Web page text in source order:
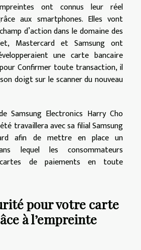
ont connus leur réel
aux smartphones. Elles vont
d’action dans le domaine des
Mastercard et Samsung ont
une carte bancaire
Confirmer toute transaction, il
doigt sur le scanner du nouveau
Samsung Electronics Harry Cho
travaillera avec sa filial Samsung
afin de mettre en place un
lequel les consommateurs
de paiements en toute
pour votre carte
à l’empreinte